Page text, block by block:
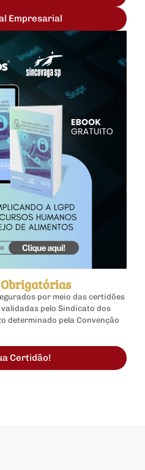
Empresarial
por meio das certidões
pelo Sindicato dos
determinado pela Convenção
Certidão!